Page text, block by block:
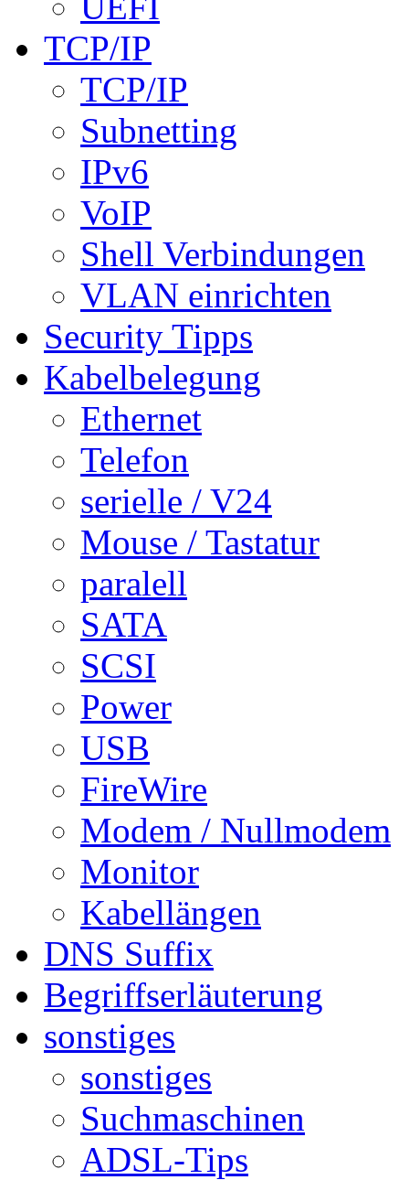
TCP/IP
TCP/IP
Subnetting
IPv6
VoIP
Shell Verbindungen
VLAN einrichten
Security Tipps
Kabelbelegung
Ethernet
Telefon
serielle / V24
Mouse / Tastatur
paralell
SATA
SCSI
Power
USB
FireWire
Modem / Nullmodem
Monitor
Kabellängen
DNS Suffix
Begriffserläuterung
sonstiges
sonstiges
Suchmaschinen
ADSL-Tips